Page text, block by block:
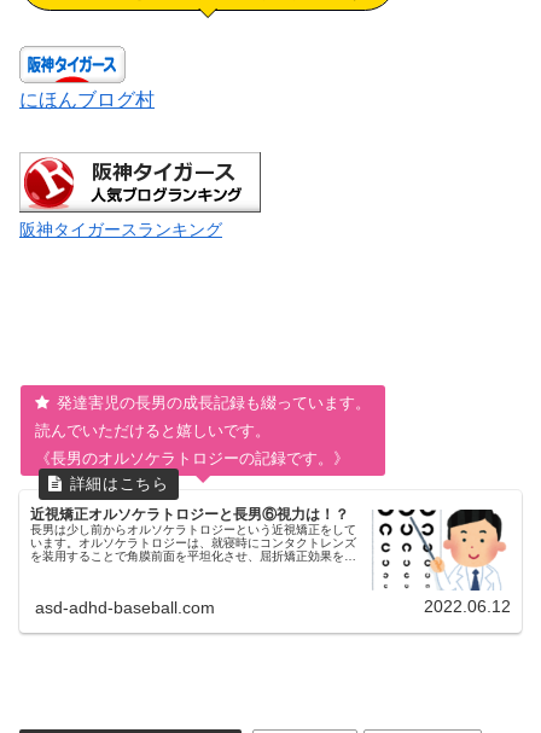
にほんブログ村
阪神タイガースランキング
発達害児の長男の成長記録も綴っています。
読んでいただけると嬉しいです。
《長男のオルソケラトロジーの記録です。》
近視矯正オルソケラトロジーと長男⑥視力は！？
長男は少し前からオルソケラトロジーという近視矯正をして
います。オルソケラトロジーは、就寝時にコンタクトレンズ
を装用することで角膜前面を平坦化させ、屈折矯正効果を得
asd-adhd-baseball.com 2022.06.12